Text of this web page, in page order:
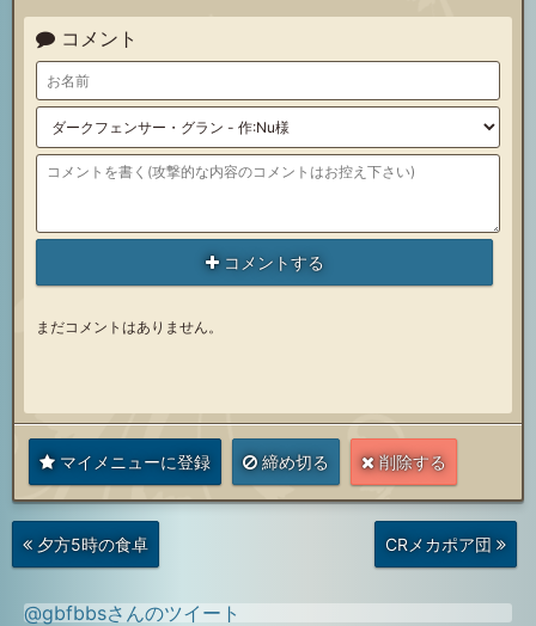
コメント
コメントする
まだコメントはありません。
マイメニューに登録 締め切る 削除する
次
の
投
夕方5時の食卓
前
の
投
CRメカポア団
@gbfbbsさんのツイート